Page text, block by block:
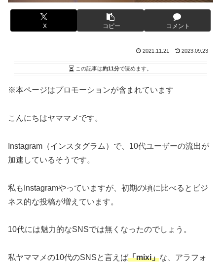
X コピー コメント
2021.11.21 2023.09.23
この記事は約11分で読めます。
※本ページはプロモーションが含まれています
こんにちはヤママメです。
Instagram（インスタグラム）で、10代ユーザーの流出が
加速しているそうです。
私もInstagramやっていますが、初期の頃に比べるとビジ
ネス的な投稿が増えています。
10代には魅力的なSNSでは無くなったのでしょう。
私ヤママメの10代のSNSと言えば「mixi」な、アラフォ